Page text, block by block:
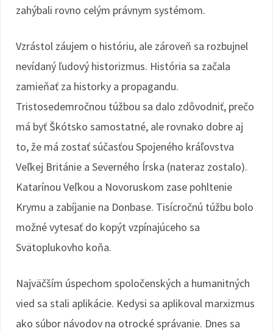
zahýbali rovno celým právnym systémom.
Vzrástol záujem o históriu, ale zároveň sa rozbujnel
nevídaný ľudový historizmus. História sa začala
zamieňať za historky a propagandu.
Tristosedemročnou túžbou sa dalo zdôvodniť, prečo
má byť Škótsko samostatné, ale rovnako dobre aj
to, že má zostať súčasťou Spojeného kráľovstva
Veľkej Británie a Severného Írska (nateraz zostalo).
Katarínou Veľkou a Novoruskom zase pohltenie
Krymu a zabíjanie na Donbase. Tisícročnú túžbu bolo
možné vytesať do kopýt vzpínajúceho sa
Svätoplukovho koňa.
Najväčším úspechom spoločenských a humanitných
vied sa stali aplikácie. Kedysi sa aplikoval marxizmus
ako súbor návodov na otrocké správanie. Dnes sa